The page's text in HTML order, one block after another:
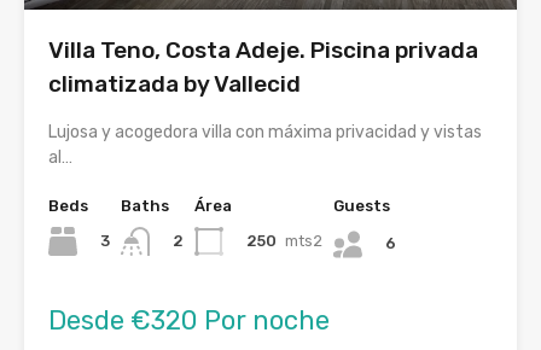
Villa Teno, Costa Adeje. Piscina privada
climatizada by Vallecid
Lujosa y acogedora villa con máxima privacidad y vistas
al…
Beds
3
Baths
2
Área
250 mts2
Guests
6
Desde €320 Por noche